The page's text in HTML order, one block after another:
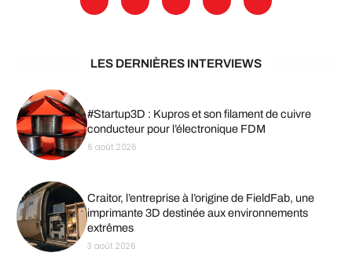
LES DERNIÈRES INTERVIEWS
#Startup3D : Kupros et son filament de cuivre
conducteur pour l’électronique FDM
6 août 2026
Craitor, l’entreprise à l’origine de FieldFab, une
imprimante 3D destinée aux environnements
extrêmes
3 août 2026